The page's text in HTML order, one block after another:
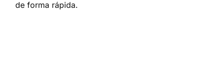
de forma rápida.